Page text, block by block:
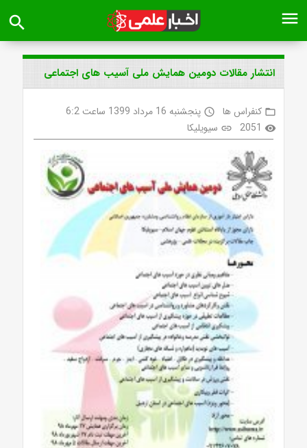
menu
search
انتشار مقالات دومین همایش ملی آسیب های اجتماعی
folder_open کنفراس ها access_time پنجشنبه 16 مرداد 1399 ساعت 6:2
visibility
2051
link سیویلیکا